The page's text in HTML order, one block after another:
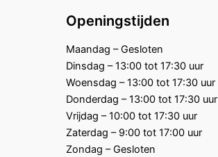
Openingstijden
Maandag – Gesloten
Dinsdag – 13:00 tot 17:30 uur
Woensdag – 13:00 tot 17:30 uur
Donderdag – 13:00 tot 17:30 uur
Vrijdag – 10:00 tot 17:30 uur
Zaterdag – 9:00 tot 17:00 uur
Zondag – Gesloten